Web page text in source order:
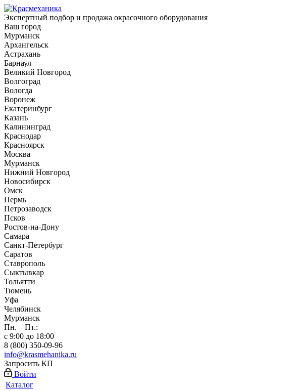
Экспертный подбор и продажа окрасочного оборудования
Ваш город
Мурманск
Архангельск
Астрахань
Барнаул
Великий Новгород
Волгоград
Вологда
Воронеж
Екатеринбург
Казань
Калининград
Краснодар
Красноярск
Москва
Мурманск
Нижний Новгород
Новосибирск
Омск
Пермь
Петрозаводск
Псков
Ростов-на-Дону
Самара
Санкт-Петербург
Саратов
Ставрополь
Сыктывкар
Тольятти
Тюмень
Уфа
Челябинск
Мурманск
Пн. – Пт.:
с 9:00 до 18:00
8 (800) 350-09-96
info@krasmehanika.ru
Запросить КП
Войти
Каталог